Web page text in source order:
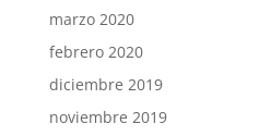
marzo 2020
febrero 2020
diciembre 2019
noviembre 2019